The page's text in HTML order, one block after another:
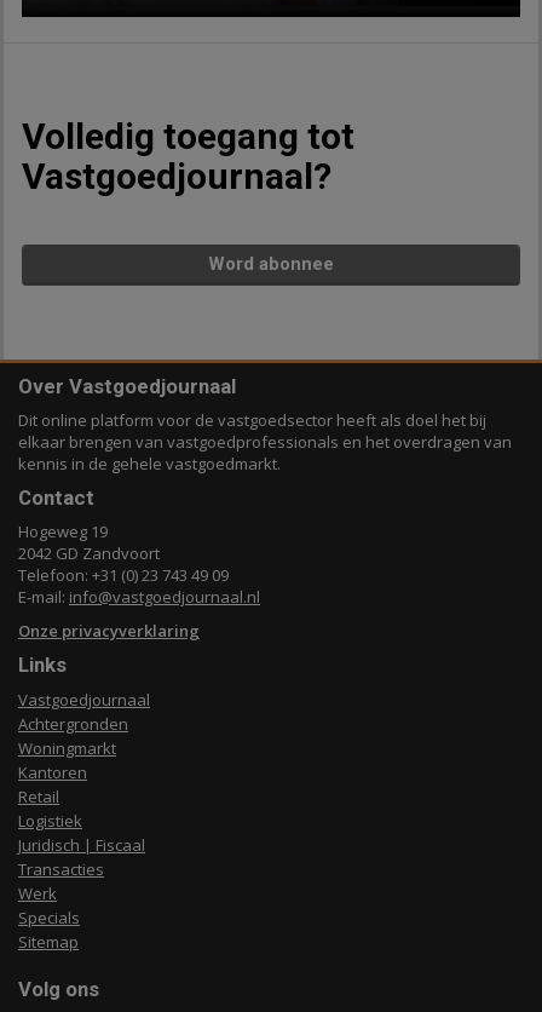
Volledig toegang tot
Vastgoedjournaal?
Word abonnee
Over Vastgoedjournaal
Dit online platform voor de vastgoedsector heeft als doel het bij
elkaar brengen van vastgoedprofessionals en het overdragen van
kennis in de gehele vastgoedmarkt.
Contact
Hogeweg 19
2042 GD Zandvoort
Telefoon: +31 (0) 23 743 49 09
E-mail: info@vastgoedjournaal.nl
Onze privacyverklaring
Links
Vastgoedjournaal
Achtergronden
Woningmarkt
Kantoren
Retail
Logistiek
Juridisch | Fiscaal
Transacties
Werk
Specials
Sitemap
Volg ons